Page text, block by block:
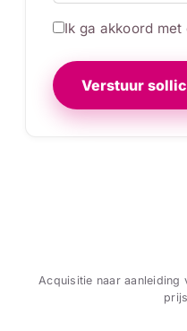
Ik ga akkoord met
Verstuur
Acquisitie naar aanleiding